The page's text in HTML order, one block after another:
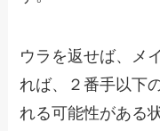
ウラを返せば、メ
れば、２番手以下
れる可能性がある